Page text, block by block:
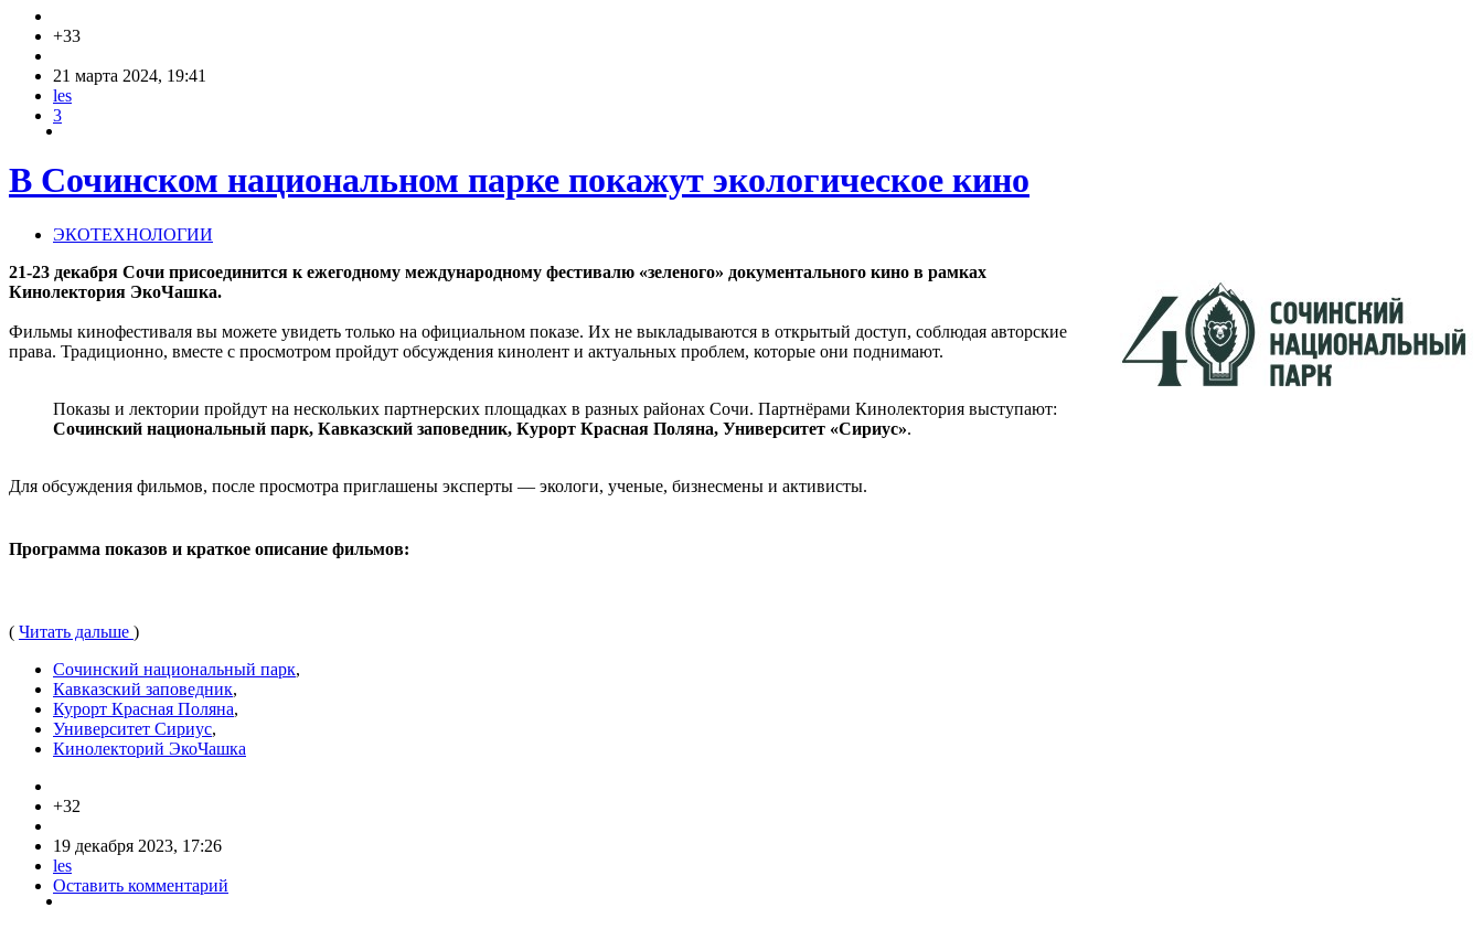
+33
21 марта 2024, 19:41
les
3
В Сочинском национальном парке покажут экологическое кино
ЭКОТЕХНОЛОГИИ
21-23 декабря Сочи присоединится к ежегодному международному фестивалю «зеленого» документального кино в рамках
Кинолектория ЭкоЧашка.
Фильмы кинофестиваля вы можете увидеть только на официальном показе. Их не выкладываются в открытый доступ, соблюдая авторские
права. Традиционно, вместе с просмотром пройдут обсуждения кинолент и актуальных проблем, которые они поднимают.
Показы и лектории пройдут на нескольких партнерских площадках в разных районах Сочи. Партнёрами Кинолектория выступают:
Сочинский национальный парк, Кавказский заповедник, Курорт Красная Поляна, Университет «Сириус».
Для обсуждения фильмов, после просмотра приглашены эксперты — экологи, ученые, бизнесмены и активисты.
Программа показов и краткое описание фильмов:
( Читать дальше )
Сочинский национальный парк,
Кавказский заповедник,
Курорт Красная Поляна,
Университет Сириус,
Кинолекторий ЭкоЧашка
+32
19 декабря 2023, 17:26
les
Оставить комментарий